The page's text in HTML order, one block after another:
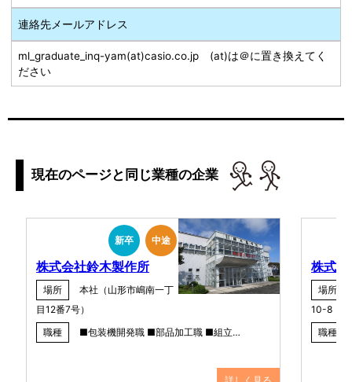
連絡先メールアドレス
​ml_graduate_inq-yam(at)casio.co.jp (at)は＠に置き換えてく
ださい
現在のページと同じ業種の企業
新卒 中途
株式会社鈴木製作所
場所
本社（山形市嶋南一丁
目12番7号）
職種
■包装機開発職 ■部品加工職 ■組立…
株式会
場所
10-8
職種